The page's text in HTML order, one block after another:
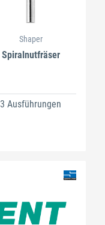
Shaper
Spiralnutfräser
3 Ausführungen